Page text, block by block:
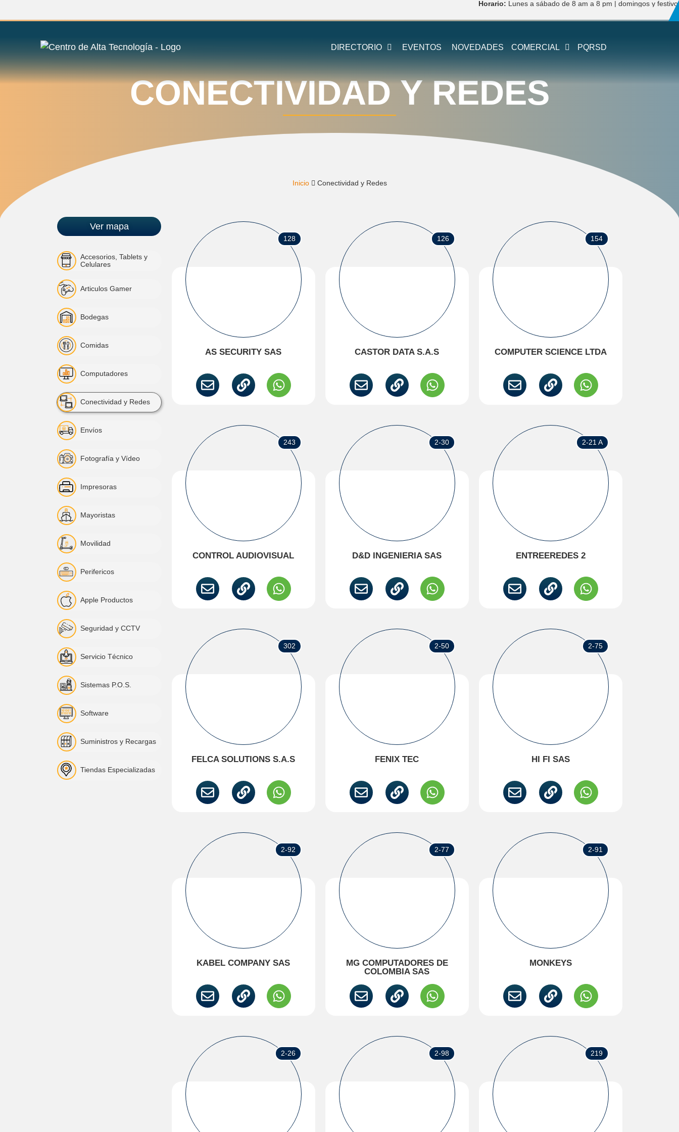
Horario:Lunes a sábado de 8 am a 8 pm | domingos y festivos de
DIRECTORIO EVENTOS NOVEDADES COMERCIAL PQRSD
CONECTIVIDAD Y REDES
Inicio Conectividad y Redes
Ver mapa
Accesorios, Tablets y
Celulares
Articulos Gamer
Bodegas
Comidas
Computadores
Conectividad y Redes
Envíos
Fotografía y Vídeo
Impresoras
Mayoristas
Movilidad
Perifericos
Apple Productos
Seguridad y CCTV
Servicio Técnico
Sistemas P.O.S.
Software
Suministros y Recargas
Tiendas Especializadas
128
AS SECURITY SAS
126
CASTOR DATA S.A.S
154
COMPUTER SCIENCE LTDA
243
CONTROL AUDIOVISUAL
2-30
D&D INGENIERIA SAS
2-21 A
ENTREEREDES 2
302
FELCA SOLUTIONS S.A.S
2-50
FENIX TEC
2-75
HI FI SAS
2-92
KABEL COMPANY SAS
2-77
MG COMPUTADORES DE
COLOMBIA SAS
2-91
MONKEYS
2-26 2-98 219